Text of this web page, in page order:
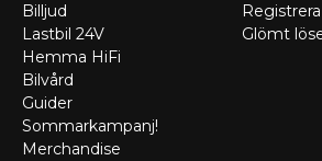
Billjud
Lastbil 24V
Hemma HiFi
Bilvård
Guider
Sommarkampanj!
Merchandise
Glömt